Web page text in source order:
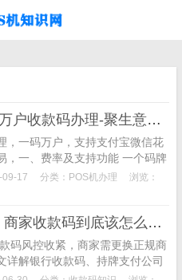
[置顶] 一码万户收款码办理-聚生意收款码办理
，一码万户，支持支付宝微信花
，一、费率及支持功能 一个码牌
全国商户任你选，费率如下图所
信大额支付费率0.6%， 单笔最
费2块
09-17 分类： POS机办理
浏览：
2026年了，商家收款码到底该怎么选？
码风控收紧，商家需更换正规商
详解银行收款码、持牌支付公司
付三类收款码优缺点，揭秘低费